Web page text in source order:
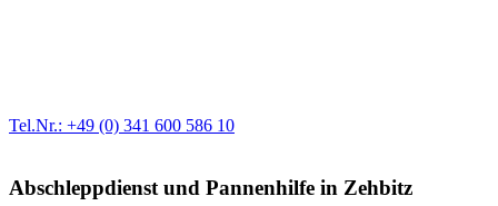
Tel.Nr.: +49 (0) 341 600 586 10
Abschleppdienst und Pannenhilfe in Zehbitz